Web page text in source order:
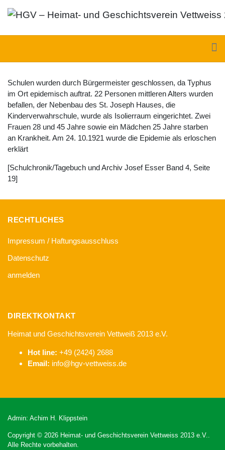
Schulen wurden durch Bürgermeister geschlossen, da Typhus
im Ort epidemisch auftrat. 22 Personen mittleren Alters wurden
befallen, der Nebenbau des St. Joseph Hauses, die
Kinderverwahrschule, wurde als Isolierraum eingerichtet. Zwei
Frauen 28 und 45 Jahre sowie ein Mädchen 25 Jahre starben
an Krankheit. Am 24. 10.1921 wurde die Epidemie als erloschen
erklärt
[Schulchronik/Tagebuch und Archiv Josef Esser Band 4, Seite
19]
RECHTLICHES
Impressum / Haftungsausschluss
Datenschutz
anmelden
DIREKTKONTAKT
Heimat und Geschichtsverein Vettweiß 2013 e.V.
Hot line: +49 (2424) 2688
Email: info@hgv-vettweiss.de
Admin: Achim H. Klippstein
Copyright © 2026 Heimat- und Geschichtsverein Vettweiss 2013 e.V..
Alle Rechte vorbehalten.